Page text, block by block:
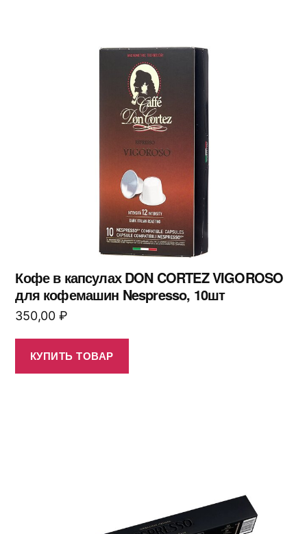
Кофе в капсулах DON CORTEZ VIGOROSO
для кофемашин Nespresso, 10шт
350,00 ₽
КУПИТЬ ТОВАР